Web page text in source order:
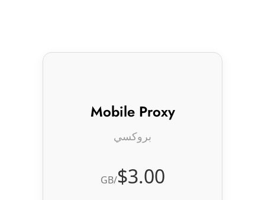
Mobile Proxy
بروكسي
$3.00
/GB